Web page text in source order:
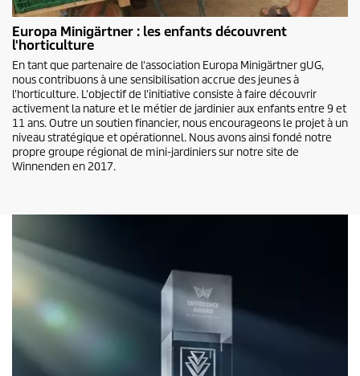
Europa Minigärtner : les enfants découvrent
l'horticulture
En tant que partenaire de l'association Europa Minigärtner gUG,
nous contribuons à une sensibilisation accrue des jeunes à
l'horticulture. L'objectif de l'initiative consiste à faire découvrir
activement la nature et le métier de jardinier aux enfants entre 9 et
11 ans. Outre un soutien financier, nous encourageons le projet à un
niveau stratégique et opérationnel. Nous avons ainsi fondé notre
propre groupe régional de mini-jardiniers sur notre site de
Winnenden en 2017.